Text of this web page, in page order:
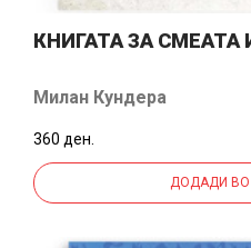
КНИГАТА ЗА СМЕАТА
Милан Кундера
360 ден.
ДОДАДИ